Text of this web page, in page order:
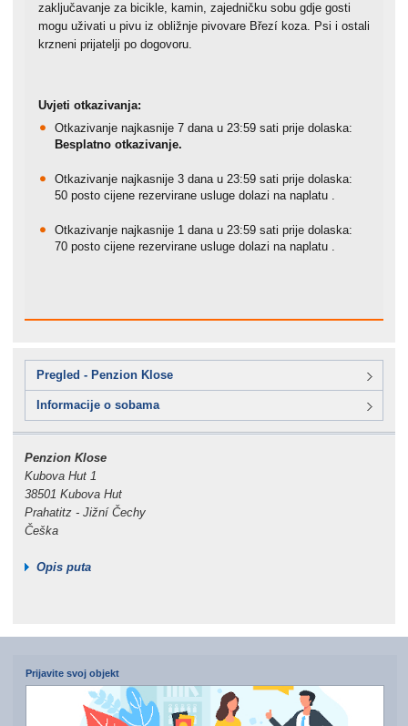
zaključavanje za bicikle, kamin, zajedničku sobu gdje gosti
mogu uživati u pivu iz obližnje pivovare Březí koza. Psi i ostali
krzneni prijatelji po dogovoru.
Uvjeti otkazivanja:
Otkazivanje najkasnije 7 dana u 23:59 sati prije dolaska:
Besplatno otkazivanje.
Otkazivanje najkasnije 3 dana u 23:59 sati prije dolaska:
50 posto cijene rezervirane usluge dolazi na naplatu .
Otkazivanje najkasnije 1 dana u 23:59 sati prije dolaska:
70 posto cijene rezervirane usluge dolazi na naplatu .
Pregled - Penzion Klose
Informacije o sobama
Penzion Klose
Kubova Hut 1
38501 Kubova Hut
Prahatitz - Jižní Čechy
Češka
Opis puta
Prijavite svoj objekt